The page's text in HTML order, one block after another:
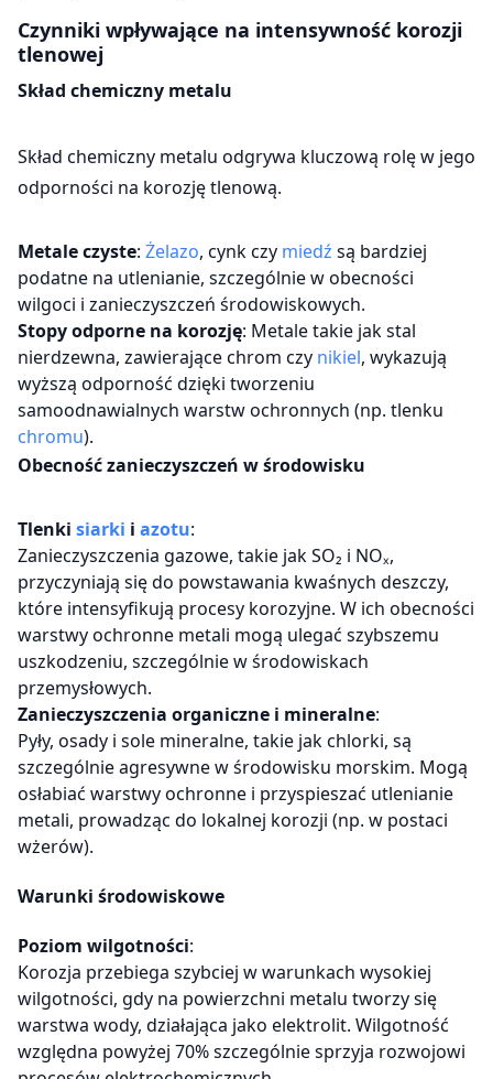
Czynniki wpływające na intensywność korozji
tlenowej
Skład chemiczny metalu
Skład chemiczny metalu odgrywa kluczową rolę w jego
odporności na korozję tlenową.
Metale czyste: Żelazo, cynk czy miedź są bardziej
podatne na utlenianie, szczególnie w obecności
wilgoci i zanieczyszczeń środowiskowych.
Stopy odporne na korozję: Metale takie jak stal
nierdzewna, zawierające chrom czy nikiel, wykazują
wyższą odporność dzięki tworzeniu
samoodnawialnych warstw ochronnych (np. tlenku
chromu).
Obecność zanieczyszczeń w środowisku
Tlenki siarki i azotu:
Zanieczyszczenia gazowe, takie jak SO₂ i NOₓ,
przyczyniają się do powstawania kwaśnych deszczy,
które intensyfikują procesy korozyjne. W ich obecności
warstwy ochronne metali mogą ulegać szybszemu
uszkodzeniu, szczególnie w środowiskach
przemysłowych.
Zanieczyszczenia organiczne i mineralne:
Pyły, osady i sole mineralne, takie jak chlorki, są
szczególnie agresywne w środowisku morskim. Mogą
osłabiać warstwy ochronne i przyspieszać utlenianie
metali, prowadząc do lokalnej korozji (np. w postaci
wżerów).
Warunki środowiskowe
Poziom wilgotności:
Korozja przebiega szybciej w warunkach wysokiej
wilgotności, gdy na powierzchni metalu tworzy się
warstwa wody, działająca jako elektrolit. Wilgotność
względna powyżej 70% szczególnie sprzyja rozwojowi